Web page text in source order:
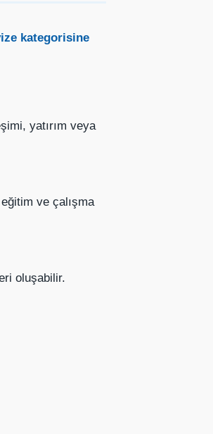
kategorisine
yatırım veya
ve çalışma
oluşabilir.